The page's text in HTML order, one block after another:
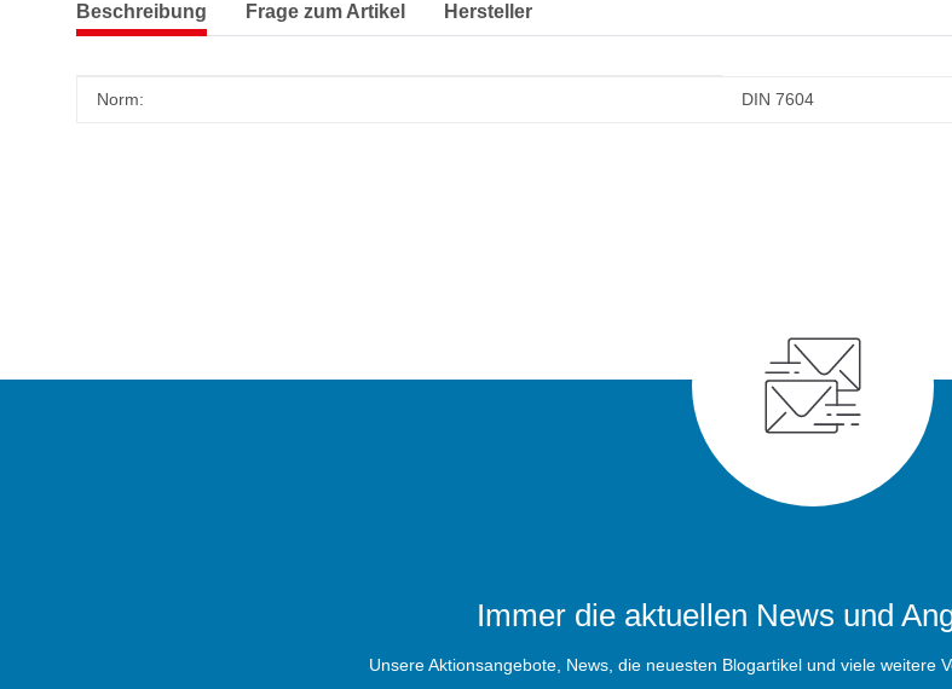
Beschreibung Frage zum Artikel Hersteller
Produkteigenschaft
Wert
Norm: DIN 7604
Immer die aktuellen News und
Unsere Aktionsangebote, News, die neuesten Blogartikel und viele weitere